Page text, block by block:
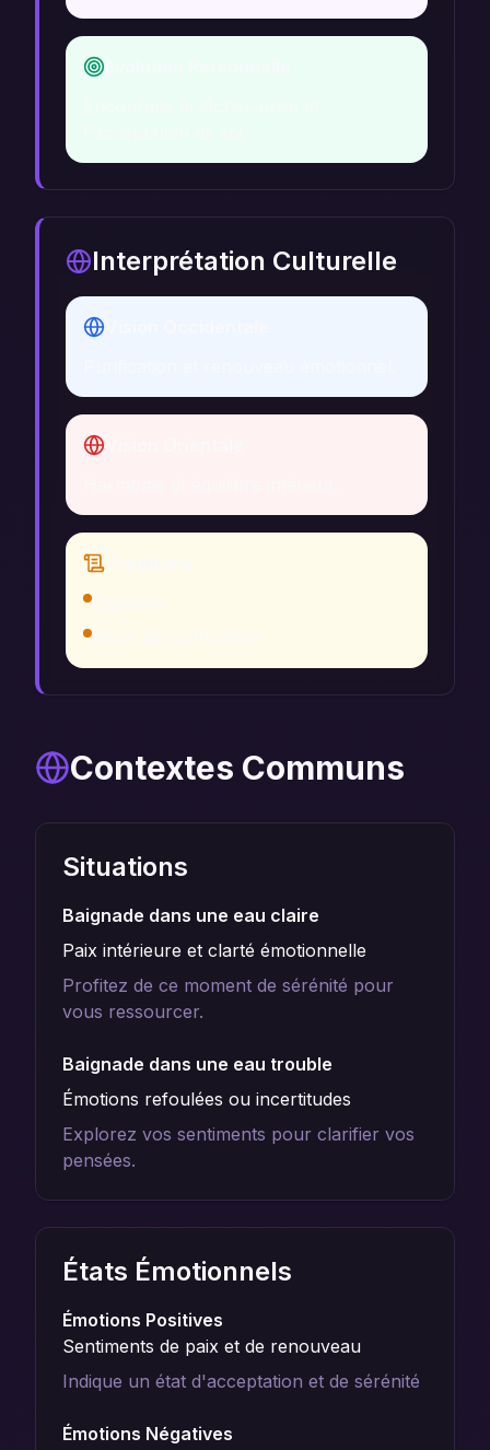
Interprétation Culturelle
Contextes Communs
Situations
Baignade dans une eau claire
Paix intérieure et clarté émotionnelle
Profitez de ce moment de sérénité pour
vous ressourcer.
Baignade dans une eau trouble
Émotions refoulées ou incertitudes
Explorez vos sentiments pour clarifier vos
pensées.
États Émotionnels
Émotions Positives
Sentiments de paix et de renouveau
Indique un état d'acceptation et de sérénité
Émotions Négatives